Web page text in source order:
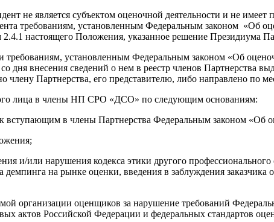
не является субъектом оценочной деятельности и не
требованиям, установленным Федеральным законом «Об
настоящего Положения, указанное решение Президиума
установленным Федеральным законом «Об
дня внесения сведений о нем в реестр членов Партнерства
члену Партнерства, его представителю, либо направлено по
лица в члены НП СРО «ДСО» по следующим основаниям:
вступающим в члены Партнерства Федеральным законом «Об
и/или нарушения кодекса этики другого
демпинга на рынке оценки, введения в заблуждения
организации оценщиков за нарушение требований
актов Российской Федерации и федеральных стандартов